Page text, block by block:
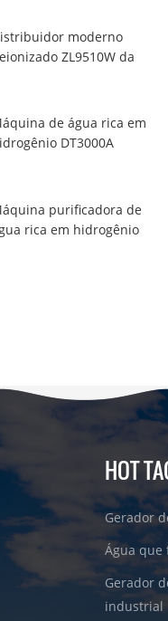
moderno
ZL9510W da
de água rica em
DT3000A
purificadora de
rica em hidrogênio
HOT
Gerador
Água que
Gerador
industrial